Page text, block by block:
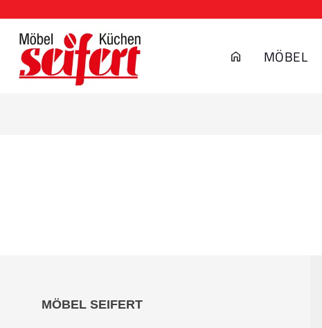
MÖBEL
MÖBEL SEIFERT